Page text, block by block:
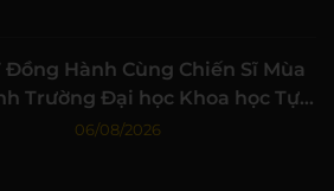
Đồng Hành Cùng Chiến Sĩ Mùa
Trường Đại học Khoa học Tự
nhiên, ĐHQG-HCM
06/08/2026